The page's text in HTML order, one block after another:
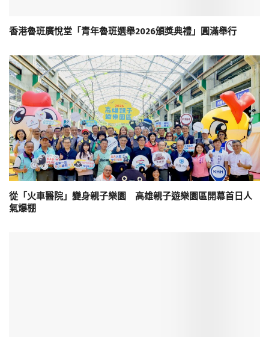
香港魯班廣悅堂「青年魯班選舉2026頒獎典禮」圓滿舉行
從「火車醫院」變身親子樂園 高雄親子遊樂園區開幕首日人
氣爆棚